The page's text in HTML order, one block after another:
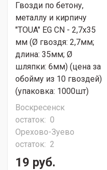
Гвозди по бетону,
металлу и кирпичу
"TOUA" EG CN - 2,7х35
мм (Ø гвоздя: 2,7мм;
длина: 35мм; Ø
шляпки: 6мм) (цена за
обойму из 10 гвоздей)
(упаковка: 1000шт)
Воскресенск
остаток: 0
Орехово-Зуево
остаток: 2
19 руб.